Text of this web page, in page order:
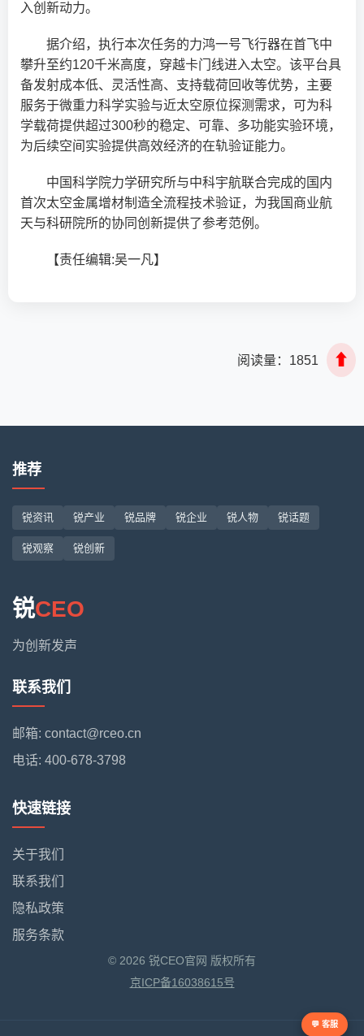
入创新动力。
据介绍，执行本次任务的力鸿一号飞行器在首飞中
攀升至约120千米高度，穿越卡门线进入太空。该平台具
备发射成本低、灵活性高、支持载荷回收等优势，主要
服务于微重力科学实验与近太空原位探测需求，可为科
学载荷提供超过300秒的稳定、可靠、多功能实验环境，
为后续空间实验提供高效经济的在轨验证能力。
中国科学院力学研究所与中科宇航联合完成的国内
首次太空金属增材制造全流程技术验证，为我国商业航
天与科研院所的协同创新提供了参考范例。
【责任编辑:吴一凡】
阅读量： 1851 ⬆
💬 客服
推荐
锐资讯 锐产业 锐品牌 锐企业 锐人物 锐话题
锐观察 锐创新
锐CEO
为创新发声
联系我们
邮箱: contact@rceo.cn
电话: 400-678-3798
快速链接
关于我们
联系我们
隐私政策
服务条款
© 2026 锐CEO官网 版权所有
京ICP备16038615号